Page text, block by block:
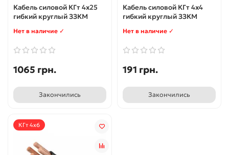
Кабель силовой КГт 4x25
гибкий круглый ЗЗКМ
Нет в наличие ✓
1065 грн.
Закончились
Кабель силовой КГт 4x4
гибкий круглый ЗЗКМ
Нет в наличие ✓
191 грн.
Закончились
КГт 4x6